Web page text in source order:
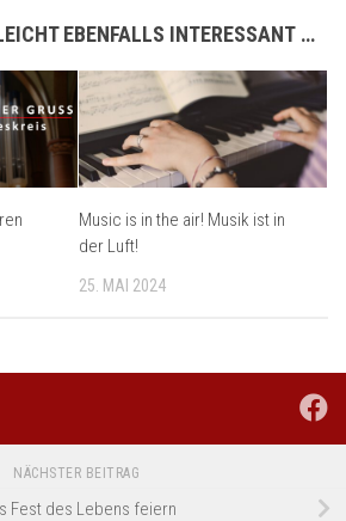
EBENFALLS INTERESSANT …
Music is in the air! Musik ist in
der Luft!
25. MAI 2024
NÄCHSTER BEITRAG
Fest des Lebens feiern